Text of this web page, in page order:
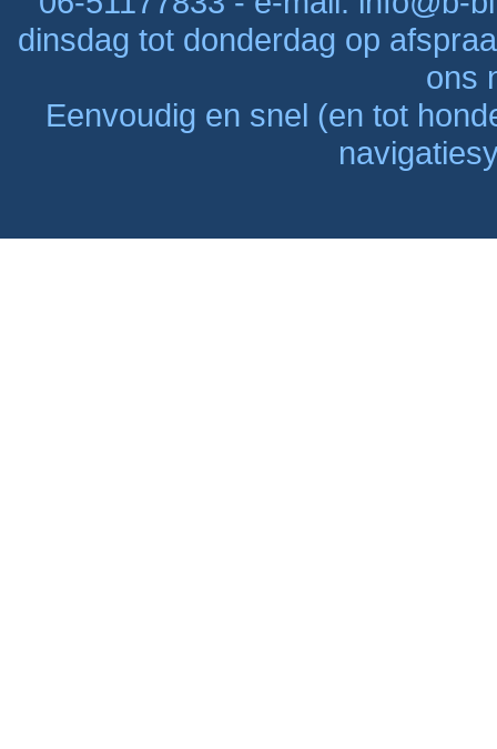
dinsdag tot donderdag op
ons
Eenvoudig en snel (en tot